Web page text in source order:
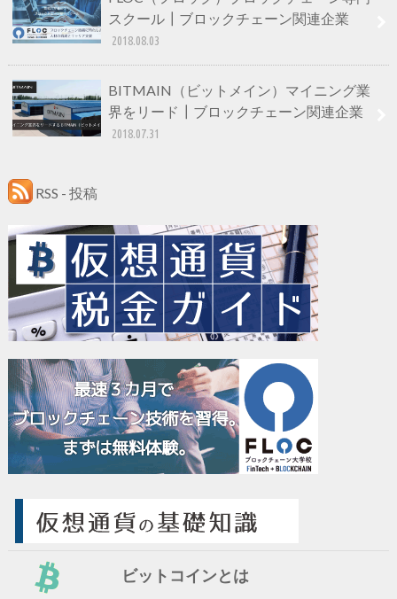
スクール┃ブロックチェーン関連企業
2018.08.03
BITMAIN（ビットメイン）マイニング業
界をリード┃ブロックチェーン関連企業
2018.07.31
RSS - 投稿
ビットコインとは